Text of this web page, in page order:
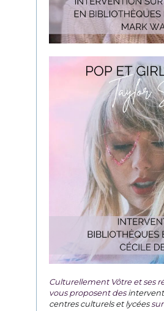
Culturellement Vôtre et ses
vous proposent des
centres culturels et lycéessur